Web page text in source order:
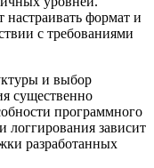
настраивать формат и
с требованиями
и выбор
существенно
программного
логгирования зависит
разработанных